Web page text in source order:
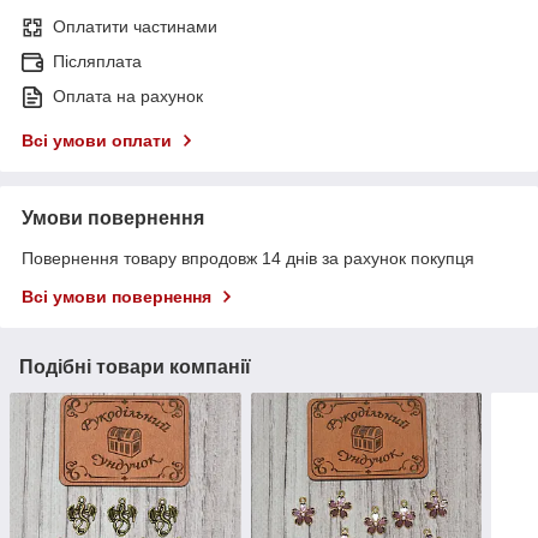
Оплатити частинами
Післяплата
Оплата на рахунок
Всі умови оплати
Умови повернення
Повернення товару впродовж 14 днів за рахунок покупця
Всі умови повернення
Подібні товари компанії